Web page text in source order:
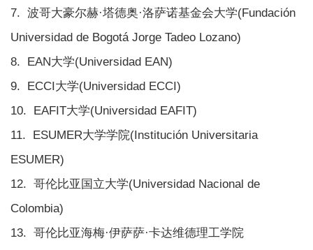
7. 波哥大豪尔赫·塔德奥·洛萨诺基金会大学(Fundación
Universidad de Bogotá Jorge Tadeo Lozano)
8. EAN大学(Universidad EAN)
9. ECCI大学(Universidad ECCI)
10. EAFIT大学(Universidad EAFIT)
11. ESUMER大学学院(Institución Universitaria
ESUMER)
12. 哥伦比亚国立大学(Universidad Nacional de
Colombia)
13. 哥伦比亚海梅·伊萨萨·卡达维德理工学院